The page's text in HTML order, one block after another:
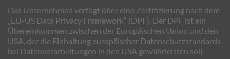
Das Unternehmen verfügt über eine Zertifizierung nach dem
„EU-US Data Privacy Framework“ (DPF). Der DPF ist ein
Übereinkommen zwischen der Europäischen Union und den
USA, der die Einhaltung europäischer Datenschutzstandards
bei Datenverarbeitungen in den USA gewährleisten soll.